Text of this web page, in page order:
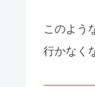
このよう
行かなく